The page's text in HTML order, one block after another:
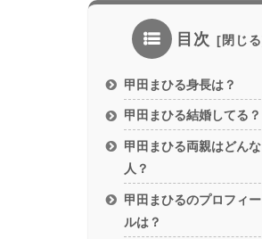
目次
甲田まひる身長は？
甲田まひる結婚してる？
甲田まひる両親はどんな
人？
甲田まひるのプロフィー
ルは？